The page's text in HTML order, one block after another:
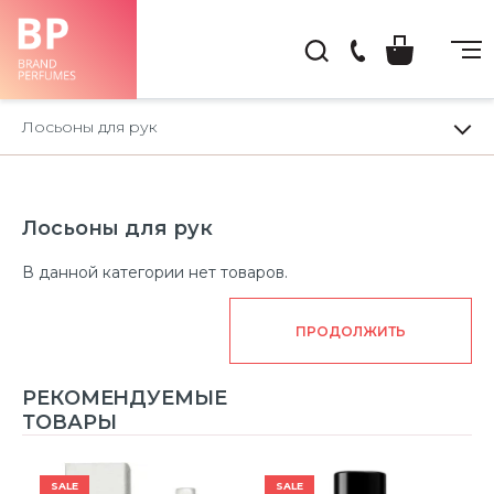
Лосьоны для рук
Лосьоны для рук
В данной категории нет товаров.
ПРОДОЛЖИТЬ
РЕКОМЕНДУЕМЫЕ
ТОВАРЫ
SALE SALE